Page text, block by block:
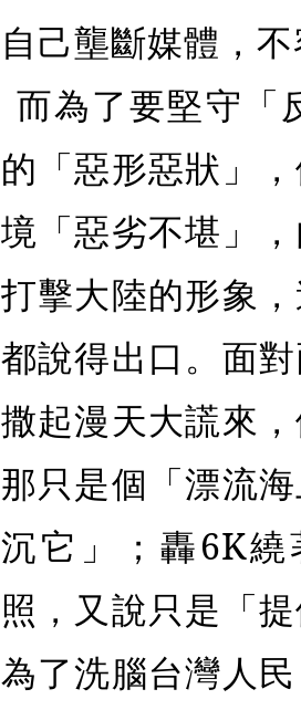
自己壟斷媒體，
而為了要堅守「
的「惡形惡狀」
境「惡劣不堪」
打擊大陸的形象
都說得出口。面
撒起漫天大謊來
那只是個「漂流
沉它」；轟6K
照，又說只是「
為了洗腦台灣人